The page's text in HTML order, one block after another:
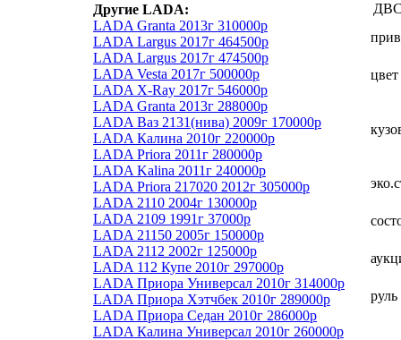
Другие LADA:
LADA Granta 2013г 310000р
LADA Largus 2017г 464500р
LADA Largus 2017г 474500р
LADA Vesta 2017г 500000р
LADA X-Ray 2017г 546000р
LADA Granta 2013г 288000р
LADA Ваз 2131(нива) 2009г 170000р
LADA Калина 2010г 220000р
LADA Priora 2011г 280000р
LADA Kalina 2011г 240000р
LADA Priora 217020 2012г 305000р
LADA 2110 2004г 130000р
LADA 2109 1991г 37000р
LADA 21150 2005г 150000р
LADA 2112 2002г 125000р
LADA 112 Купе 2010г 297000р
LADA Приора Универсал 2010г 314000р
LADA Приора Хэтчбек 2010г 289000р
LADA Приора Седан 2010г 286000р
LADA Калина Универсал 2010г 260000р
цвет
руль